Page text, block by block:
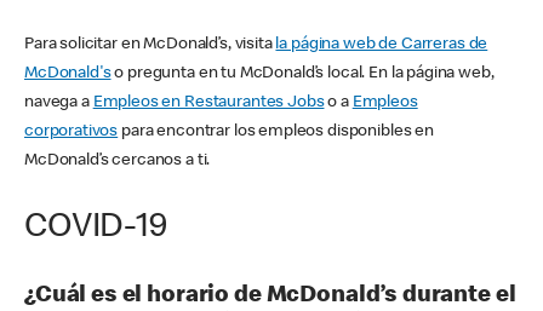
Para solicitar en McDonald’s, visita la página web de Carreras de
McDonald'so pregunta en tu McDonald’s local. En la página web,
navega a Empleos en Restaurantes Jobso a Empleos
corporativos para encontrar los empleos disponibles en
McDonald’s cercanos a ti.
COVID-19
¿Cuál es el horario de McDonald’s durante el